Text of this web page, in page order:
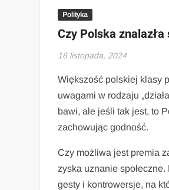
Polityka
Czy Polska
16 listopada, 2024
Większość polskiej klasy
uwagami w rodzaju
bawi, ale jeśli tak jest, to
zachowując godność.
Czy możliwa jest premia
zyska uznanie
gesty i kontrowersje, na